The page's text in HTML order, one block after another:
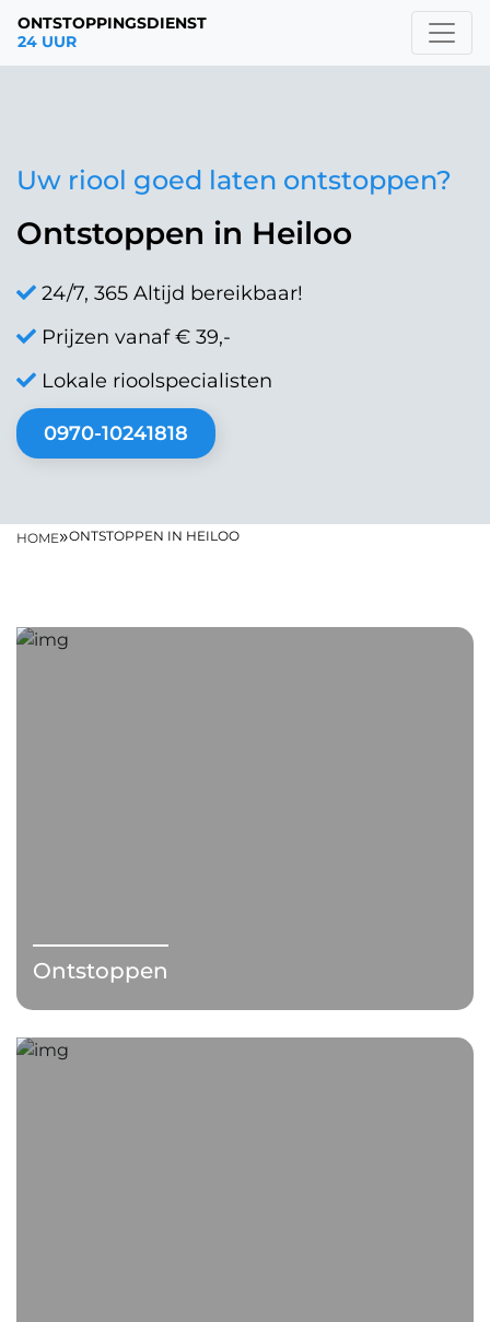
ONTSTOPPINGSDIENST
24 UUR
Uw riool goed laten ontstoppen?
Ontstoppen in Heiloo
24/7, 365 Altijd bereikbaar!
Prijzen vanaf € 39,-
Lokale rioolspecialisten
0970-10241818
HOME»ONTSTOPPEN IN HEILOO
Ontstoppen